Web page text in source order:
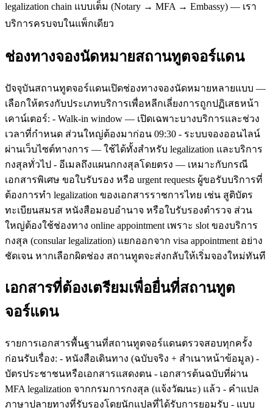
legalization chain แบบเต็ม (Notary → MFA → Embassy) — เรา
บริการครบจบในแพ็กเดียว
ช่องทางจองนัดหมายสถานทูตจอร์แดน
ปัจจุบันสถานทูตจอร์แดนเปิดช่องทางจองนัดหมายหลายแบบ —
เลือกให้ตรงกับประเภทบริการเพื่อหลีกเลี่ยงการถูกปฏิเสธหน้า
เคาน์เตอร์: - Walk-in window — เปิดเฉพาะบางบริการและช่วง
เวลาที่กำหนด ส่วนใหญ่ต้องมาก่อน 09:30 - ระบบจองออนไลน์
ผ่านเว็บไซต์ทางการ — ใช้ได้ทั้งสำหรับ legalization และบริการ
กงสุลทั่วไป - อีเมลถึงแผนกกงสุลโดยตรง — เหมาะกับกรณี
เอกสารพิเศษ ขอใบรับรอง หรือ urgent requests ผู้ขอรับบริการที่
ต้องการทำ legalization ของเอกสารราชการไทย เช่น สูติบัตร
ทะเบียนสมรส หนังสือมอบอำนาจ หรือใบรับรองตำรวจ ส่วน
ใหญ่ต้องใช้ช่องทาง online appointment เพราะ slot ของบริการ
กงสุล (consular legalization) แยกออกจาก visa appointment อย่าง
ชัดเจน หากเลือกผิดช่อง สถานทูตจะส่งกลับให้เริ่มจองใหม่ทันที
เอกสารที่ต้องเตรียมเพื่อยื่นที่สถานทูต
จอร์แดน
รายการเอกสารพื้นฐานที่สถานทูตจอร์แดนตรวจสอบทุกครั้ง
ก่อนรับเรื่อง: - หนังสือเดินทาง (ฉบับจริง + สำเนาหน้าข้อมูล) -
บัตรประชาชนหรือเอกสารแสดงตน - เอกสารต้นฉบับที่ผ่าน
MFA legalization จากกรมการกงสุล (แจ้งวัฒนะ) แล้ว - คำแปล
ภาษาปลายทางที่รับรองโดยนักแปลที่ได้รับการยอมรับ - แบบ